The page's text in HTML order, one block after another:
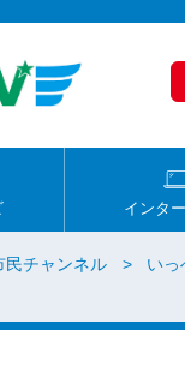
インタ
民チャンネル いっ